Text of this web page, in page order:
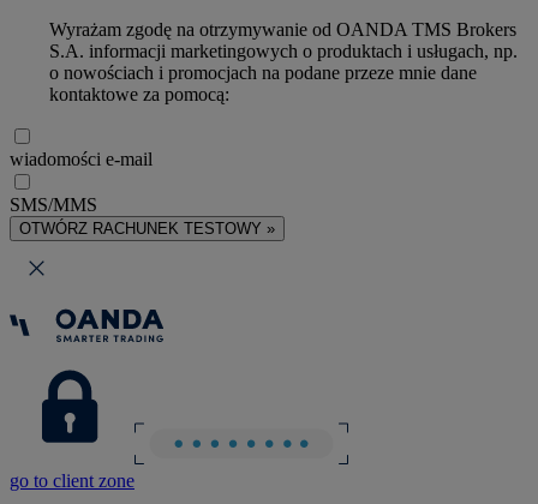
Wyrażam zgodę na otrzymywanie od OANDA TMS Brokers
S.A. informacji marketingowych o produktach i usługach, np.
o nowościach i promocjach na podane przeze mnie dane
kontaktowe za pomocą:
wiadomości e-mail
SMS/MMS
OTWÓRZ RACHUNEK TESTOWY »
go to client zone